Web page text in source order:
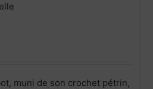
muni de son crochet pétrin,